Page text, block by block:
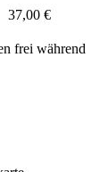
37,00 €
frei während